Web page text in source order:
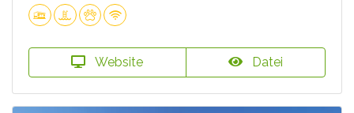
Website Datei